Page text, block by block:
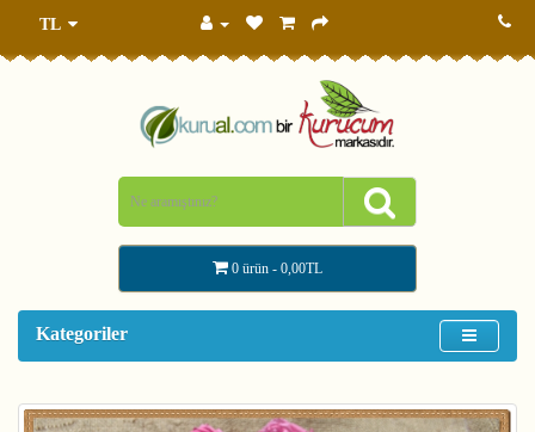
TL
0 ürün - 0,00TL
Kategoriler